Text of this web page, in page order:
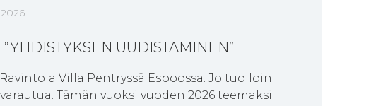
UUDISTAMINEN”
Villa Pentryssä Espoossa. Jo tuolloin
Tämän vuoksi vuoden 2026 teemaksi